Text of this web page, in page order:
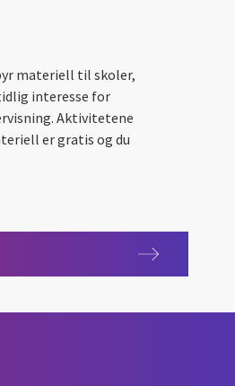
materiell til skoler,
interesse for
Aktivitetene
er gratis og du